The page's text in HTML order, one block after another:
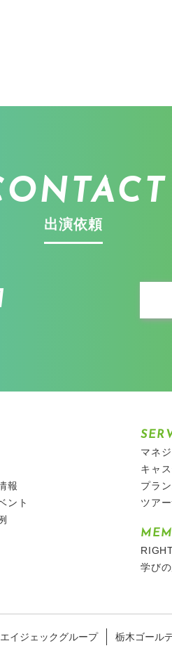
出演依頼
報
ント
マネ
キャ
プラ
ツア
学び
エイジェックグループ 栃木ゴール